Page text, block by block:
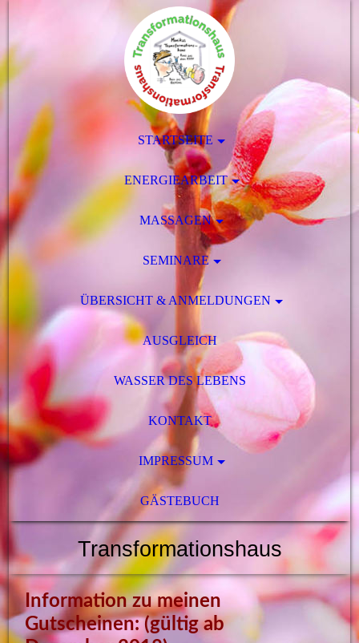
STARTSEITE
ENERGIEARBEIT
MASSAGEN
SEMINARE
ÜBERSICHT & ANMELDUNGEN
AUSGLEICH
WASSER DES LEBENS
KONTAKT
IMPRESSUM
GÄSTEBUCH
Transformationshaus
Information zu meinen
Gutscheinen: (gültig ab